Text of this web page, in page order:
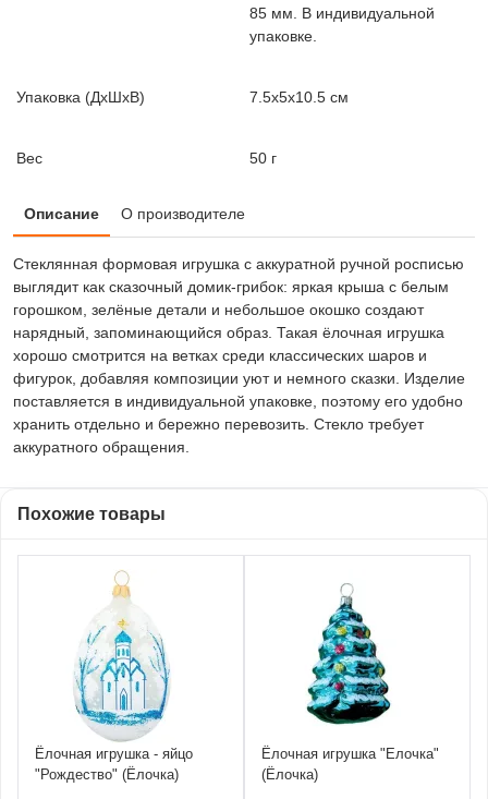
85 мм. В индивидуальной
упаковке.
Упаковка (ДxШxВ) 7.5x5x10.5 см
Вес 50 г
Описание О производителе
Стеклянная формовая игрушка с аккуратной ручной росписью
выглядит как сказочный домик-грибок: яркая крыша с белым
горошком, зелёные детали и небольшое окошко создают
нарядный, запоминающийся образ. Такая ёлочная игрушка
хорошо смотрится на ветках среди классических шаров и
фигурок, добавляя композиции уют и немного сказки. Изделие
поставляется в индивидуальной упаковке, поэтому его удобно
хранить отдельно и бережно перевозить. Стекло требует
аккуратного обращения.
Похожие товары
Ёлочная игрушка - яйцо
"Рождество" (Ёлочка)
Ёлочная игрушка "Елочка"
(Ёлочка)